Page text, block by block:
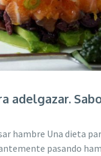
adelgazar.
hambre Una dieta
pasando